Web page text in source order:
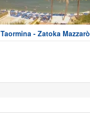
Taormina - Zatoka Mazzarò